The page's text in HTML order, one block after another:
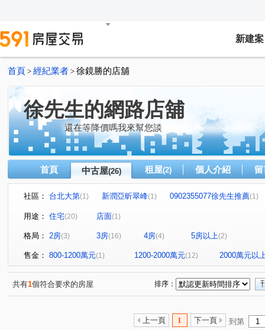
新建案
首頁 > 經紀業者 > 徐鏡勝的店舖
徐先生的網路店舖
還在等降價嗎我來幫您談
首頁 中古屋(26) 租屋(2) 個人介紹
社區： 台北大第(1) 新潤亞昕翠峰(1) 0902355077徐先生推薦(1)
0902355077徐先生推薦
全球家年華
新潤都峰苑一期(1) 禾蓮心家園(1)
東帝士金銀座廣場
中華大都心(1) 一道彩虹田園小城(1)
徐先生推薦0902355077(1) 都峰苑二期(1) 現代金典(1)
徐先生推薦0902355077
幸福公園百合館(1) 金門街
思源路(2) 中信街(1) 中央路(3) 西盛街(1) 新樹路(1)
福壽街 (1) 仁愛路(1) 化成路
用途： 住宅(20) 店面(1)
格局： 2房(3) 3房(16) 4房(4) 5房以上(2)
售金： 800-1200萬元(1) 1200-2000萬元(12) 2000萬元以
共有1個符合要求的房屋 排序：
上一頁 1 下一頁 到第